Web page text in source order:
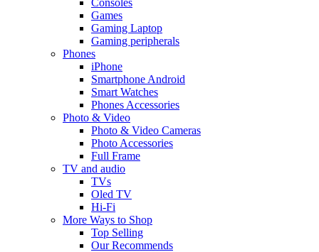
Games
Gaming Laptop
Gaming peripherals
Phones
iPhone
Smartphone Android
Smart Watches
Phones Accessories
Photo & Video
Photo & Video Cameras
Photo Accessories
Full Frame
TV and audio
TVs
Oled TV
Hi-Fi
More Ways to Shop
Top Selling
Our Recommends